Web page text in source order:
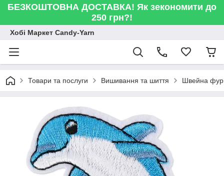
БЕЗКОШТОВНА ДОСТАВКА! Як зекономити до
250 грн?!
Хобі Маркет Candy-Yarn
Товари та послуги Вишивання та шиття Швейна